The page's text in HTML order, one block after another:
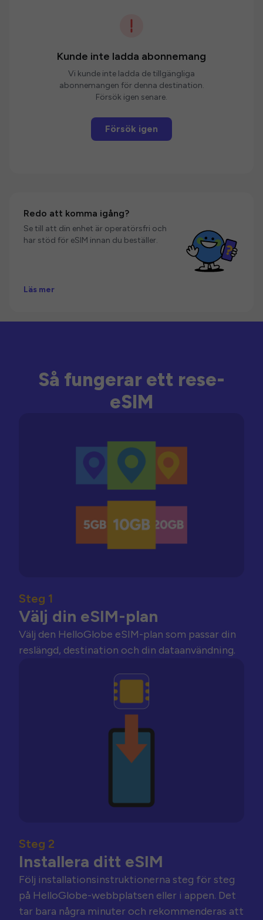
Kunde inte ladda abonnemang
Vi kunde inte ladda de tillgängliga
abonnemangen för denna destination.
Försök igen senare.
Försök igen
Redo att komma igång?
Se till att din enhet är operatörsfri och
har stöd för eSIM innan du beställer.
Läs mer
Så fungerar ett rese-
eSIM
Steg 1
Välj din eSIM-plan
Välj den HelloGlobe eSIM-plan som passar din
reslängd, destination och din dataanvändning.
Steg 2
Installera ditt eSIM
Följ installationsinstruktionerna steg för steg
på HelloGlobe-webbplatsen eller i appen. Det
tar bara några minuter och rekommenderas att